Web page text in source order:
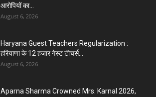
आरोपियों का...
August 6, 2026
Haryana Guest Teachers Regularization :
हरियाणा के 12 हजार गेस्ट टीचर्स...
August 6, 2026
Aparna Sharma Crowned Mrs. Karnal 2026,